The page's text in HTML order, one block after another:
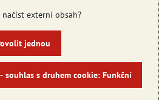
načíst externí obsah?
jednou
souhlas s druhem cookie: Funkční